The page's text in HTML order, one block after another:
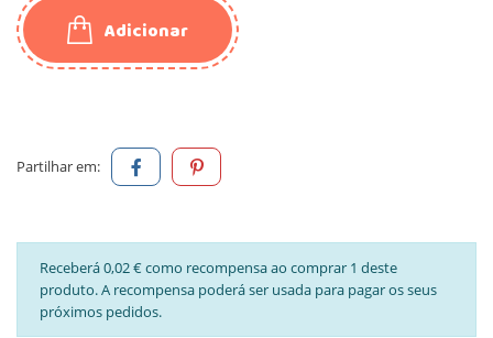
Adicionar
Partilhar em:
Receberá 0,02 € como recompensa ao comprar 1 deste
produto. A recompensa poderá ser usada para pagar os seus
próximos pedidos.